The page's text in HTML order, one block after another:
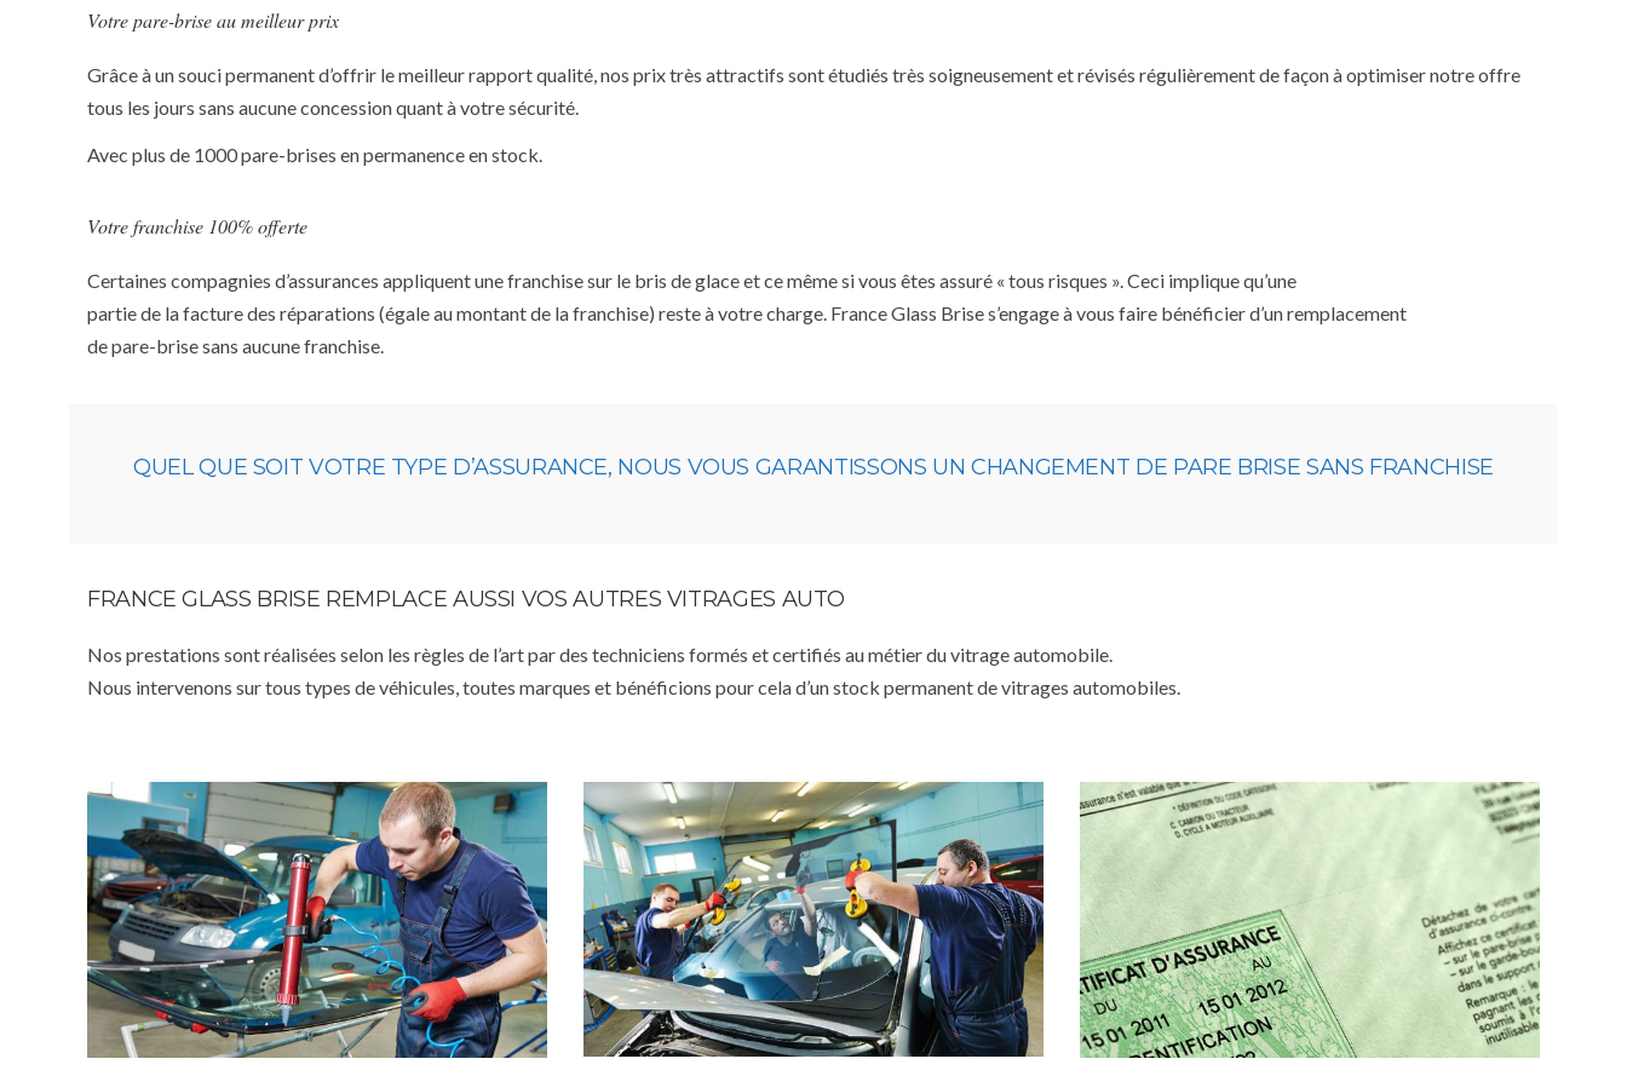
Votre pare-brise au meilleur prix
Grâce à un souci permanent d’offrir le meilleur rapport qualité, nos prix très attractifs sont étudiés très soigneusement et révisés régulièrement de façon à optimiser notre offre
tous les jours sans aucune concession quant à votre sécurité.
Avec plus de 1000 pare-brises en permanence en stock.
Votre franchise 100% offerte
Certaines compagnies d’assurances appliquent une franchise sur le bris de glace et ce même si vous êtes assuré « tous risques ». Ceci implique qu’une
partie de la facture des réparations (égale au montant de la franchise) reste à votre charge. France Glass Brise s’engage à vous faire bénéficier d’un remplacement
de pare-brise sans aucune franchise.
QUEL QUE SOIT VOTRE TYPE D’ASSURANCE, NOUS VOUS GARANTISSONS UN CHANGEMENT DE PARE BRISE SANS FRANCHISE
FRANCE GLASS BRISE REMPLACE AUSSI VOS AUTRES VITRAGES AUTO
Nos prestations sont réalisées selon les règles de l’art par des techniciens formés et certifiés au métier du vitrage automobile.
Nous intervenons sur tous types de véhicules, toutes marques et bénéficions pour cela d’un stock permanent de vitrages automobiles.